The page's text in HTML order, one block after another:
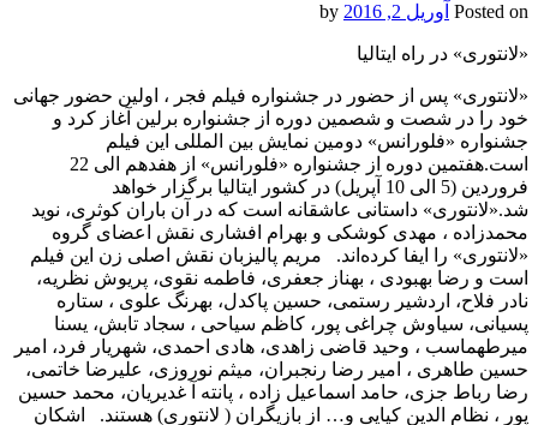
Posted on آوریل 2, 2016
«لانتوری» در راه ایتالیا
«لانتوری» پس از حضور در جشنواره فیلم فجر ، اولین حضور جهانی
خود را در شصت و شصمین دوره از جشنواره برلین آغاز کرد و
جشنواره «فلورانس» دومین نمایش بین المللی این فیلم
است.هفتمین دوره از جشنواره «فلورانس» از هفدهم الی 22
فروردین (5 الی 10 آپریل) در کشور ایتالیا برگزار خواهد
شد.«لانتوری» داستانی عاشقانه است که در آن باران کوثری، نوید
محمدزاده ، مهدی کوشکی و بهرام افشاری نقش اعضای گروه
«لانتوری» را ایفا کرده‌اند. مریم پالیزبان نقش اصلی زن این فیلم
است و رضا بهبودی ، بهناز جعفری، فاطمه نقوی، پریوش نظریه،
نادر فلاح، اردشیر رستمی، حسین پاکدل، بهرنگ علوی ، ستاره
پسیانی، سیاوش چراغی پور، کاظم سیاحی ، سجاد تابش، یسنا
میرطهماسب ، وحید قاضی زاهدی، هادی احمدی، شهریار فرد، امیر
حسین طاهری ، امیر رضا رنجبران، میثم نوروزی، علیرضا خاتمی،
رضا رباط جزی، حامد اسماعیل زاده ، پانته آ غدیریان، محمد حسین
پور ، نظام الدین کیایی و… از بازیگران ( لانتوری) هستند. اشکان